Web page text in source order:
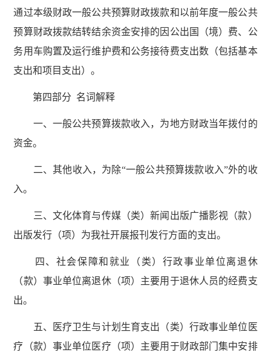
通过本级财政一般公共预算财政拨款和以前年度一般公共
预算财政拨款结转结余资金安排的因公出国（境）费、公
务用车购置及运行维护费和公务接待费支出数（包括基本
支出和项目支出）。
第四部分 名词解释
一、一般公共预算拨款收入，为地方财政当年拨付的
资金。
二、其他收入，为除“一般公共预算拨款收入”外的收
入。
三、文化体育与传媒（类）新闻出版广播影视（款）
出版发行（项）为我社开展报刊发行方面的支出。
四、社会保障和就业（类）行政事业单位离退休
（款）事业单位离退休（项）主要用于退休人员的经费支
出。
五、医疗卫生与计划生育支出（类）行政事业单位医
疗（款）事业单位医疗（项）主要用于财政部门集中安排